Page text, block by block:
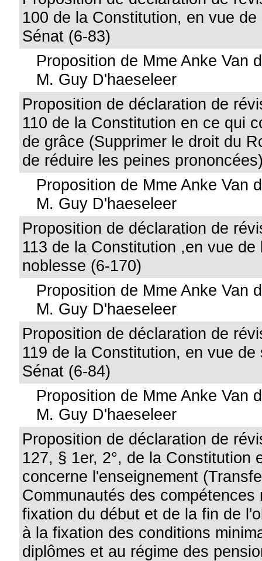
100 de la Constitution, en vue de
Sénat (6-83)
Proposition de Mme Anke Van
M. Guy D'haeseleer
Proposition de déclaration de
110 de la Constitution en ce qui
de grâce (Supprimer le droit du
de réduire les peines
Proposition de Mme Anke Van
M. Guy D'haeseleer
Proposition de déclaration de
113 de la Constitution ,en vue de
noblesse (6-170)
Proposition de Mme Anke Van
M. Guy D'haeseleer
Proposition de déclaration de
119 de la Constitution, en vue de
Sénat (6-84)
Proposition de Mme Anke Van
M. Guy D'haeseleer
Proposition de déclaration de
127, § 1er, 2°, de la Constitution
concerne l'enseignement
Communautés des compétences
fixation du début et de la fin de
à la fixation des conditions
diplômes et au régime des